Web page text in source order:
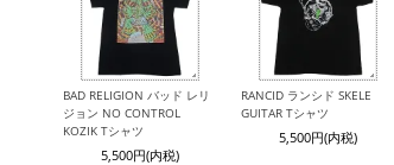
BAD RELIGION バッド レリ
ジョン NO CONTROL
KOZIK Tシャツ
5,500円(内税)
RANCID ランシド SKELE
GUITAR Tシャツ
5,500円(内税)